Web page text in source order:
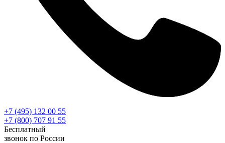
+7 (495) 132 00 55
+7 (800) 707 91 55
Бесплатный
звонок по России